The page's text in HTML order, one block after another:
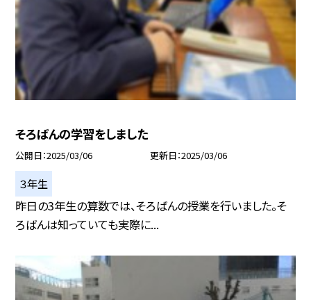
そろばんの学習をしました
公開日 2025/03/06 更新日 2025/03/06
３年生
昨日の3年生の算数では、そろばんの授業を行いました。そ
ろばんは知っていても実際に...